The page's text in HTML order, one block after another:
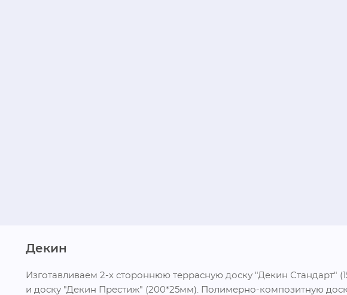
Декин
Изготавливаем 2-х стороннюю террасную доску "Декин Стандарт"
и доску "Декин Престиж" (200*25мм). Полимерно-композитную